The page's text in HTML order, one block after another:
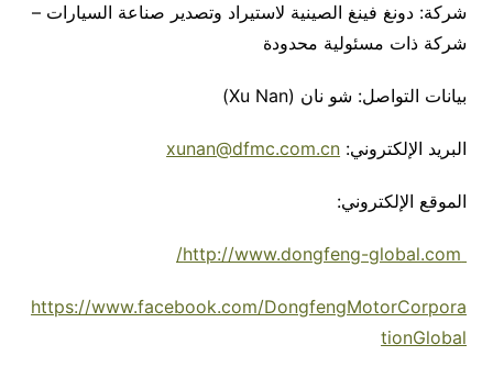
شركة: دونغ فينغ الصينية لاستيراد وتصدير صناعة السيارات –
شركة ذات مسئولية محدودة
بيانات التواصل: شو نان (Xu Nan)
البريد الإلكتروني: xunan@dfmc.com.cn
الموقع الإلكتروني:
https://www.facebook.com/DongfengMotorCorpora
tionGlobal